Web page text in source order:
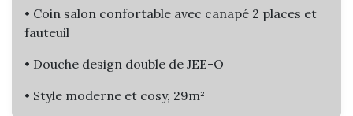
• Coin salon confortable avec canapé 2 places et
fauteuil
• Douche design double de JEE-O
• Style moderne et cosy, 29m²